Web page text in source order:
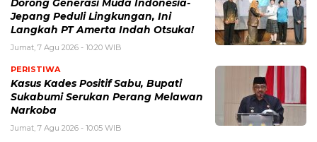
Dorong Generasi Muda Indonesia-
Jepang Peduli Lingkungan, Ini
Langkah PT Amerta Indah Otsuka!
Jumat, 7 Agu 2026 - 10:20 WIB
PERISTIWA
Kasus Kades Positif Sabu, Bupati
Sukabumi Serukan Perang Melawan
Narkoba
Jumat, 7 Agu 2026 - 10:05 WIB